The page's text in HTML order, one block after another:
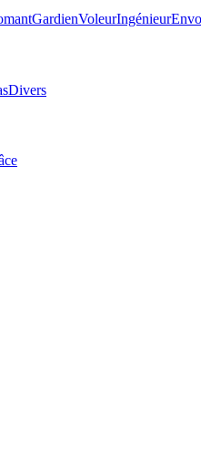
GardienVoleurIngénieur
Divers